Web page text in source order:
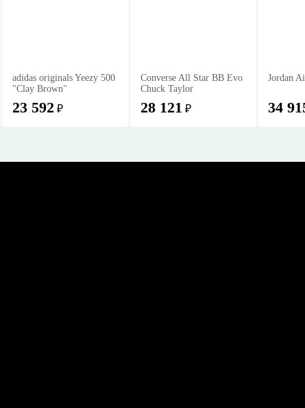
adidas originals Yeezy 500
"Clay Brown"
23 592 ₽
Converse All Star BB Evo
Chuck Taylor
28 121 ₽
Jordan
34